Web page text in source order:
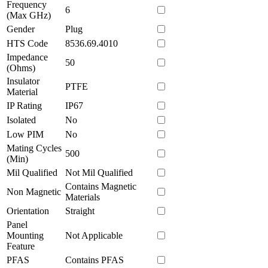
Frequency
(Max GHz)
6
Gender
Plug
HTS Code
8536.69.4010
Impedance
(Ohms)
50
Insulator
Material
PTFE
IP Rating
IP67
Isolated
No
Low PIM
No
Mating Cycles
(Min)
500
Mil Qualified
Not Mil Qualified
Non Magnetic
Contains Magnetic
Materials
Orientation
Straight
Panel
Mounting
Feature
Not Applicable
PFAS
Contains PFAS